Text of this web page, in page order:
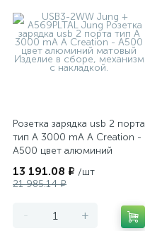
Розетка зарядка usb 2 порта
тип А 3000 mA A Creation -
A500 цвет алюминий
13 191.08 ₽ /шт
21 985.14 ₽
- +